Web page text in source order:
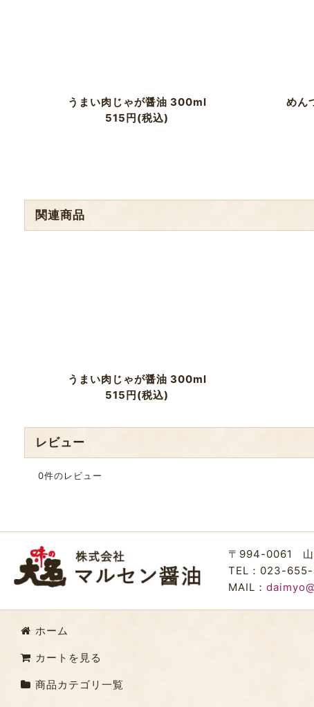
うまい肉じゃが醤油 300ml
515円(税込)
めん
関連商品
うまい肉じゃが醤油 300ml
515円(税込)
レビュー
0件のレビュー
〒994-0061
TEL：023-
MAIL：
ホーム
カートを見る
商品カテゴリ一覧